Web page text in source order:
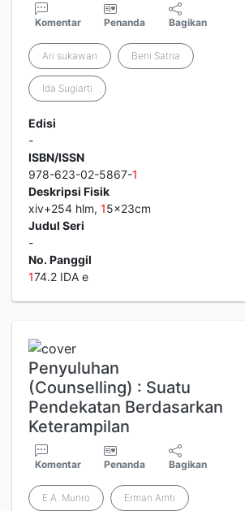
Komentar Penanda Bagikan
Ari sukawan Beni Satria
Ida Sugiarti
Edisi
-
ISBN/ISSN
978-623-02-5867-1
Deskripsi Fisik
xiv+254 hlm, 15x23cm
Judul Seri
-
No. Panggil
174.2 IDA e
Penyuluhan
(Counselling) : Suatu
Pendekatan Berdasarkan
Keterampilan
Komentar Penanda Bagikan
E.A. Munro Erman Amti